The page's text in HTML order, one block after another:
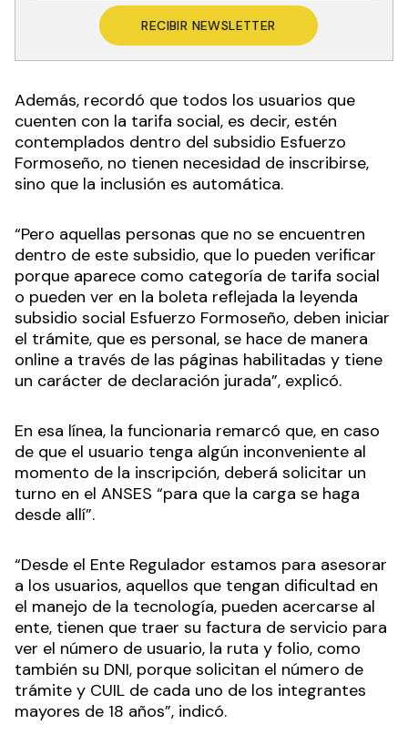
RECIBIR NEWSLETTER
Además, recordó que todos los usuarios que
cuenten con la tarifa social, es decir, estén
contemplados dentro del subsidio Esfuerzo
Formoseño, no tienen necesidad de inscribirse,
sino que la inclusión es automática.
“Pero aquellas personas que no se encuentren
dentro de este subsidio, que lo pueden verificar
porque aparece como categoría de tarifa social
o pueden ver en la boleta reflejada la leyenda
subsidio social Esfuerzo Formoseño, deben iniciar
el trámite, que es personal, se hace de manera
online a través de las páginas habilitadas y tiene
un carácter de declaración jurada”, explicó.
En esa línea, la funcionaria remarcó que, en caso
de que el usuario tenga algún inconveniente al
momento de la inscripción, deberá solicitar un
turno en el ANSES “para que la carga se haga
desde allí”.
“Desde el Ente Regulador estamos para asesorar
a los usuarios, aquellos que tengan dificultad en
el manejo de la tecnología, pueden acercarse al
ente, tienen que traer su factura de servicio para
ver el número de usuario, la ruta y folio, como
también su DNI, porque solicitan el número de
trámite y CUIL de cada uno de los integrantes
mayores de 18 años”, indicó.